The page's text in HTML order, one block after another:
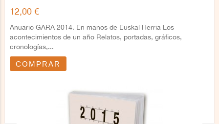
12,00 €
Anuario GARA 2014. En manos de Euskal Herria Los
acontecimientos de un año Relatos, portadas, gráficos,
cronologías,...
COMPRAR